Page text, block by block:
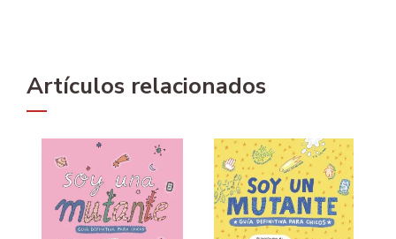
Artículos relacionados